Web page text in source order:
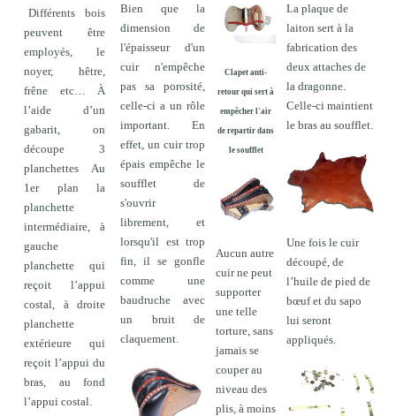
Différents bois
peuvent être
employés, le
noyer, hêtre,
frêne etc… À
l’aide d’un
gabarit, on
découpe 3
planchettes Au
1er plan la
planchette
intermédiaire, à
gauche
planchette qui
reçoit l’appui
costal, à droite
planchette
extérieure qui
reçoit l’appui du
bras, au fond
l’appui costal.
Bien que la
dimension de
l'épaisseur d'un
cuir n'empêche
pas sa porosité,
celle-ci a un rôle
important. En
effet, un cuir trop
épais empêche le
soufflet de
s'ouvrir
librement, et
lorsqu'il est trop
fin, il se gonfle
comme une
baudruche avec
un bruit de
claquement.
Clapet anti-
retour qui sert à
empêcher l'air
de repartir dans
le soufflet
Aucun autre
cuir ne peut
supporter
une telle
torture, sans
jamais se
couper au
niveau des
plis, à moins
La plaque de
laiton sert à la
fabrication des
deux attaches de
la dragonne.
Celle-ci maintient
le bras au soufflet.
Une fois le cuir
découpé, de
l’huile de pied de
bœuf et du sapo
lui seront
appliqués.